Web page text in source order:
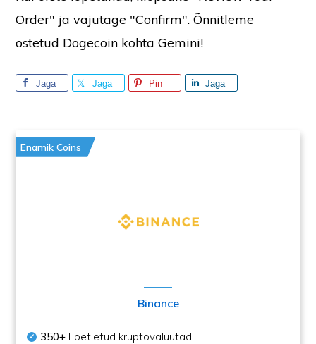
Order" ja vajutage "Confirm". Õnnitleme
ostetud Dogecoin kohta Gemini!
Jaga Jaga Pin Jaga
Enamik Coins
Binance
350+ Loetletud krüptovaluutad